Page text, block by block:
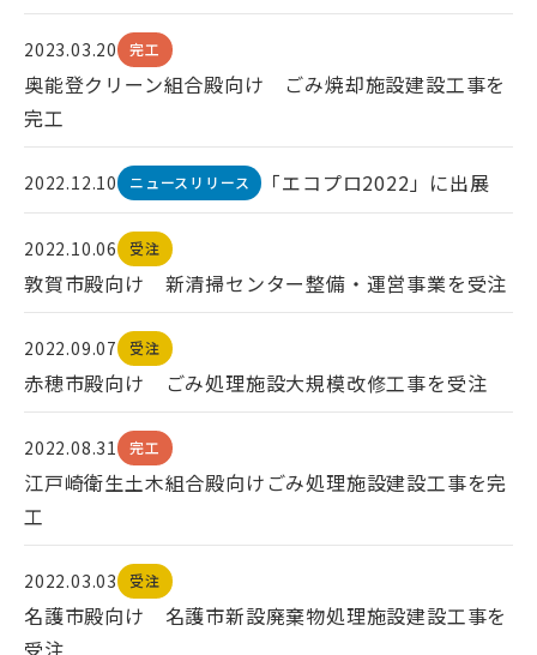
2023.03.20 完工
奥能登クリーン組合殿向け ごみ焼却施設建設工事を
完工
2022.12.10 ニュースリリース 「エコプロ2022」に出展
2022.10.06 受注
敦賀市殿向け 新清掃センター整備・運営事業を受注
2022.09.07 受注
赤穂市殿向け ごみ処理施設大規模改修工事を受注
2022.08.31 完工
江戸崎衛生土木組合殿向けごみ処理施設建設工事を完
工
2022.03.03 受注
名護市殿向け 名護市新設廃棄物処理施設建設工事を
受注